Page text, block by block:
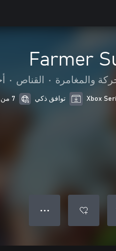
Farmer
والمغامرة • القناص •
توافق ذكي 7 من اللغات المدعمة
● ● ●